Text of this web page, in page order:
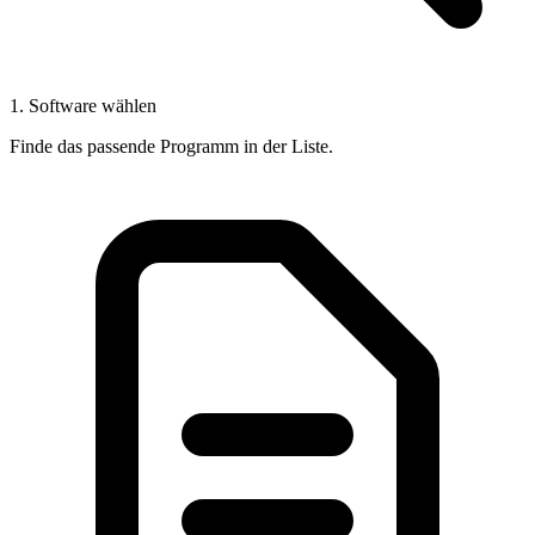
1. Software wählen
Finde das passende Programm in der Liste.